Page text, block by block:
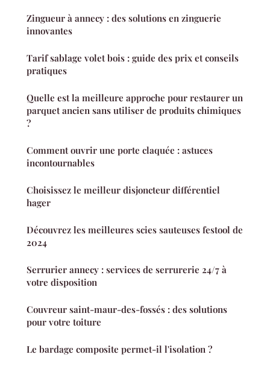
Zingueur à annecy : des solutions en zinguerie
innovantes
Tarif sablage volet bois : guide des prix et conseils
pratiques
Quelle est la meilleure approche pour restaurer un
parquet ancien sans utiliser de produits chimiques
?
Comment ouvrir une porte claquée : astuces
incontournables
Choisissez le meilleur disjoncteur différentiel
hager
Découvrez les meilleures scies sauteuses festool de
2024
Serrurier annecy : services de serrurerie 24/7 à
votre disposition
Couvreur saint-maur-des-fossés : des solutions
pour votre toiture
Le bardage composite permet-il l'isolation ?